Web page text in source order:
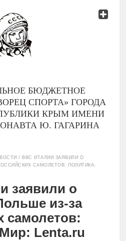
БЮДЖЕТНОЕ
СПОРТА» ГОРОДА
КРЫМ ИМЕНИ
Ю. ГАГАРИНА
/ ВВС ИТАЛИИ ЗАЯВИЛИ О
САМОЛЕТОВ: ПОЛИТИКА:
заявили о
из-за
самолетов:
Lenta.ru